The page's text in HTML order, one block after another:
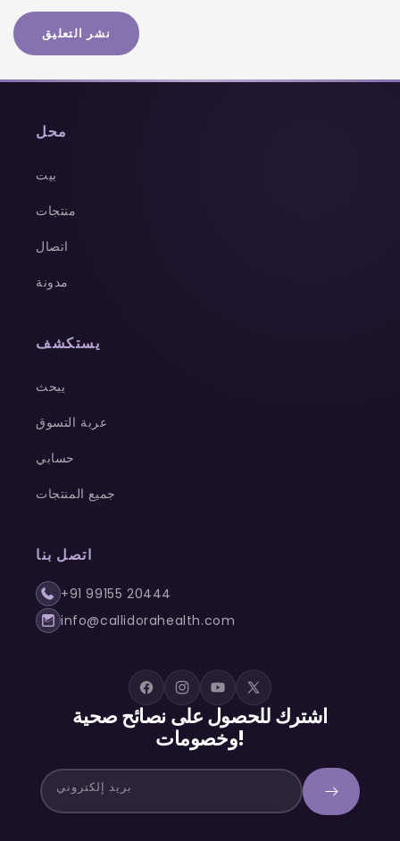
محل
بيت
منتجات
اتصال
مدونة
يستكشف
يبحث
عربة التسوق
حسابي
جميع المنتجات
اتصل بنا
+91 99155 20444
info@callidorahealth.com
اشترك للحصول على نصائح صحية
وخصومات!
بريد إلكتروني
فيسبوكإنستغراميوتيوبتغريد